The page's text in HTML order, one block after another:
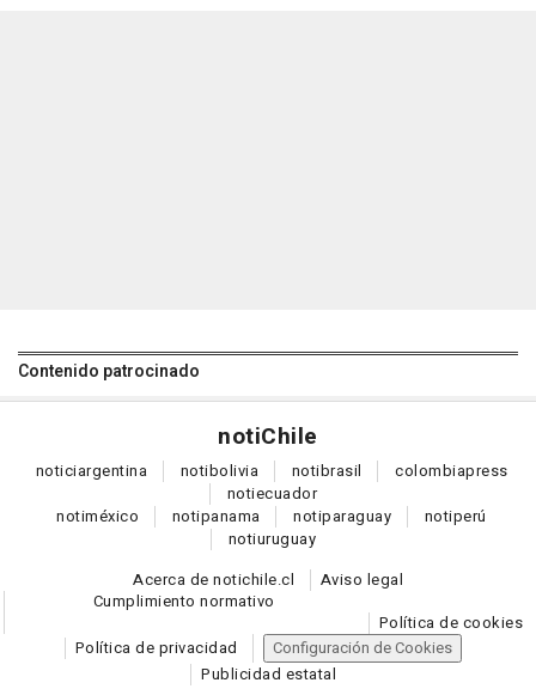
Contenido patrocinado
notiChile
noticiargentina notibolivia notibrasil colombiapress
notiecuador
notiméxico notipanama notiparaguay notiperú
notiuruguay
Acerca de notichile.cl
Aviso legal
Cumplimiento normativo
Política de cookies
Política de privacidad
Configuración de Cookies
Publicidad estatal